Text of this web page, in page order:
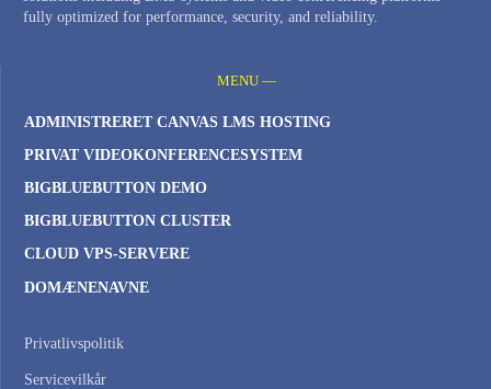
fully optimized for performance, security, and reliability.
MENU —
ADMINISTRERET CANVAS LMS HOSTING
PRIVAT VIDEOKONFERENCESYSTEM
BIGBLUEBUTTON DEMO
BIGBLUEBUTTON CLUSTER
CLOUD VPS-SERVERE
DOMÆNENAVNE
Privatlivspolitik
Servicevilkår